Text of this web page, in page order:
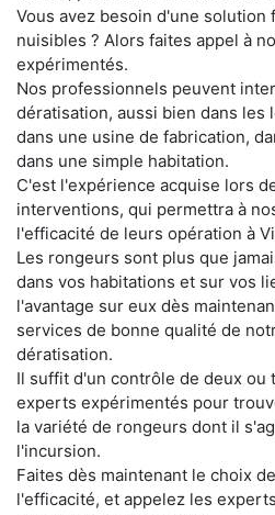
Vous avez besoin d'une
nuisibles ? Alors faites appel à
expérimentés.
Nos professionnels peuvent
dératisation, aussi bien dans les
dans une usine de fabrication,
dans une simple habitation.
C'est l'expérience acquise lors
interventions, qui permettra à
l'efficacité de leurs opération à
Les rongeurs sont plus que
dans vos habitations et sur vos
l'avantage sur eux dès
services de bonne qualité de
dératisation.
Il suffit d'un contrôle de deux ou
experts expérimentés pour
la variété de rongeurs dont il
l'incursion.
Faites dès maintenant le choix
l'efficacité, et appelez les